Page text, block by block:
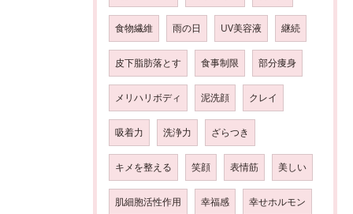
食物繊維 雨の日 UV美容液 継続
皮下脂肪落とす 食事制限 部分痩身
メリハリボディ 泥洗顔 クレイ
吸着力 洗浄力 ざらつき
キメを整える 笑顔 表情筋 美しい
肌細胞活性作用 幸福感 幸せホルモン